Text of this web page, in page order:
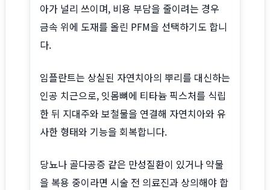
아가 널리 쓰이며, 비용 부담을 줄이려는 경우
금속 위에 도재를 올린 PFM을 선택하기도 합니
다.
임플란트는 상실된 자연치아의 뿌리를 대신하는
인공 치근으로, 잇몸뼈에 티타늄 픽스처를 식립
한 뒤 지대주와 보철물을 연결해 자연치아와 유
사한 형태와 기능을 회복합니다.
당뇨나 골다공증 같은 만성질환이 있거나 약물
을 복용 중이라면 시술 전 의료진과 상의해야 합